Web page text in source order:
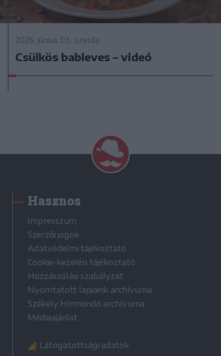
2026. június 03., szerda
Csülkös bableves – videó
Hasznos
Impresszum
Szerzői jogok
Adatvédelmi tájékoztató
Cookie-kezelési tájékoztató
Hozzászólási szabályzat
Nyomtatott lapjaink archívuma
Székely Hírmondó archívuma
Médiaajánlat
Látogatottsági adatok